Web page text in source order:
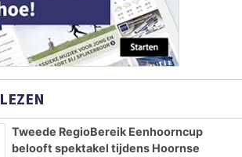
Tweede RegioBereik Eenhoorncup
belooft spektakel tijdens Hoornse